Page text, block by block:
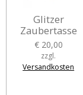
Glitzer
Zaubertasse
€ 20,00
zzgl.
Versandkosten